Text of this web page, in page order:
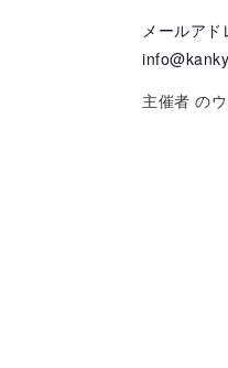
メールアド
主催者 の